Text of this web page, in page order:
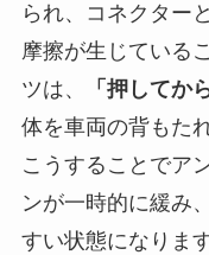
られ、コネクター
摩擦が生じている
ツは、
「押してか
体を車両の背もた
こうすることでア
ンが一時的に緩み
すい状態になりま